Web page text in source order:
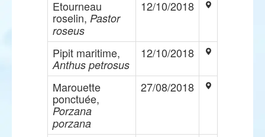
Etourneau
roselin, Pastor
roseus
12/10/2018
Pipit maritime,
Anthus petrosus
12/10/2018
Marouette
ponctuée,
Porzana
porzana
27/08/2018